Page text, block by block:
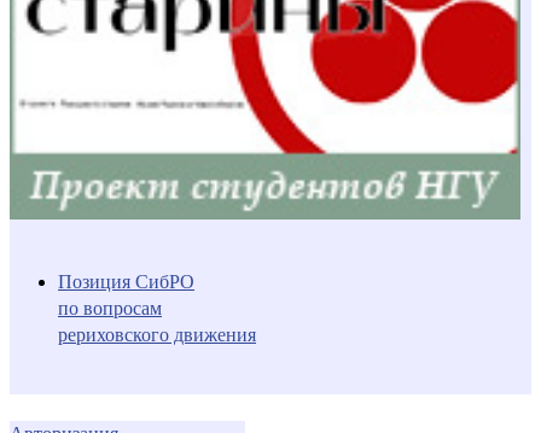
Позиция СибРО
по вопросам
рериховского движения